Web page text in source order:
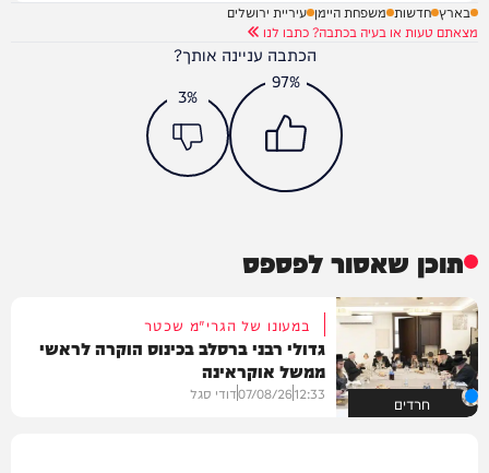
בארץ חדשות משפחת היימן עיריית ירושלים
מצאתם טעות או בעיה בכתבה? כתבו לנו
הכתבה עניינה אותך?
97%
3%
תוכן שאסור לפספס
חרדים
במעונו של הגרי"מ שכטר
גדולי רבני ברסלב בכינוס הוקרה לראשי
ממשל אוקראינה
12:33
07/08/26דודי סגל